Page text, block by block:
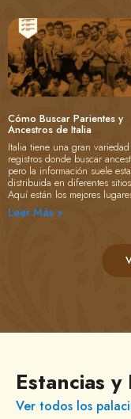
Cómo Buscar Parientes y
Ancestros de Italia
Italia tiene una gran
registros donde buscar
pero la información suele
distribuida en diferentes
Aquí están los mejores
Leer Más »
Estancias
Ver todos los